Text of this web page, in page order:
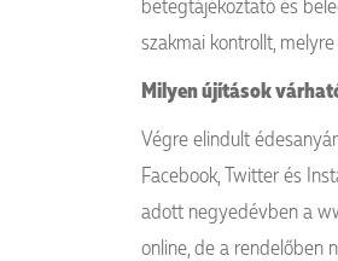
szakmai kontrollt,
Milyen újítások
Végre elindult
Facebook, Twitter és
adott negyedévben a
online, de a